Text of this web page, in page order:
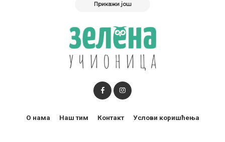
Прикажи још
О нама Наш тим Контакт Услови коришћења